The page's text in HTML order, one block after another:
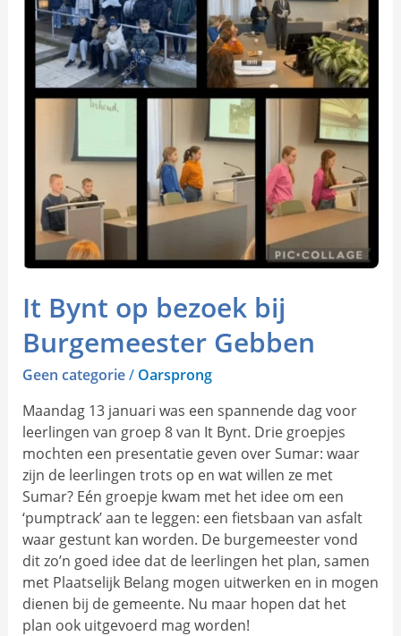
It Bynt op bezoek bij
Burgemeester Gebben
Geen categorie/ Oarsprong
Maandag 13 januari was een spannende dag voor
leerlingen van groep 8 van It Bynt. Drie groepjes
mochten een presentatie geven over Sumar: waar
zijn de leerlingen trots op en wat willen ze met
Sumar? Eén groepje kwam met het idee om een
‘pumptrack’ aan te leggen: een fietsbaan van asfalt
waar gestunt kan worden. De burgemeester vond
dit zo’n goed idee dat de leerlingen het plan, samen
met Plaatselijk Belang mogen uitwerken en in mogen
dienen bij de gemeente. Nu maar hopen dat het
plan ook uitgevoerd mag worden!
bij
Burgemeester
Gebben